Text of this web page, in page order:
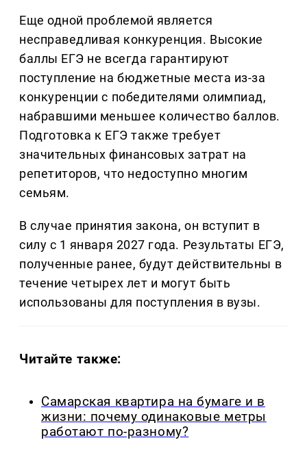
Еще одной проблемой является
несправедливая конкуренция. Высокие
баллы ЕГЭ не всегда гарантируют
поступление на бюджетные места из-за
конкуренции с победителями олимпиад,
набравшими меньшее количество баллов.
Подготовка к ЕГЭ также требует
значительных финансовых затрат на
репетиторов, что недоступно многим
семьям.
В случае принятия закона, он вступит в
силу с 1 января 2027 года. Результаты ЕГЭ,
полученные ранее, будут действительны в
течение четырех лет и могут быть
использованы для поступления в вузы.
Читайте также:
Самарская квартира на бумаге и в
жизни: почему одинаковые метры
работают по-разному?